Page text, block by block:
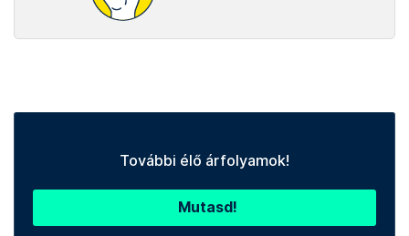
További élő árfolyamok!
Mutasd!